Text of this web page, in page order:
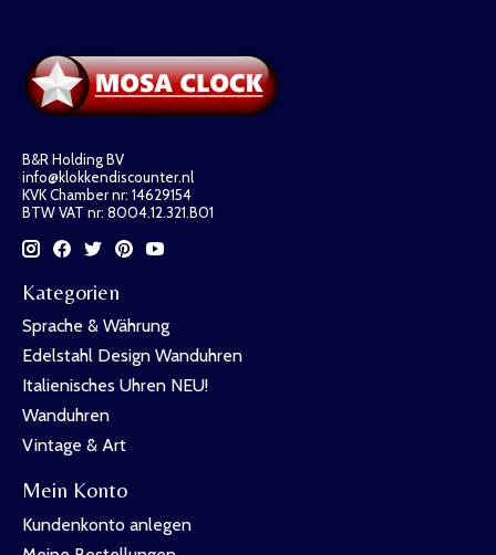
B&R Holding BV
info@klokkendiscounter.nl
KVK Chamber nr: 14629154
BTW VAT nr: 8004.12.321.B01
Kategorien
Sprache & Währung
Edelstahl Design Wanduhren
Italienisches Uhren NEU!
Wanduhren
Vintage & Art
Mein Konto
Kundenkonto anlegen